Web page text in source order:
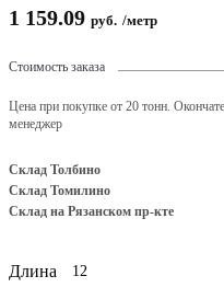
1 159.09 руб. /метр
Стоимость заказа
Цена при покупке от 20 тонн.
менеджер
Склад Толбино
Склад Томилино
Склад на Рязанском пр-кте
Длина